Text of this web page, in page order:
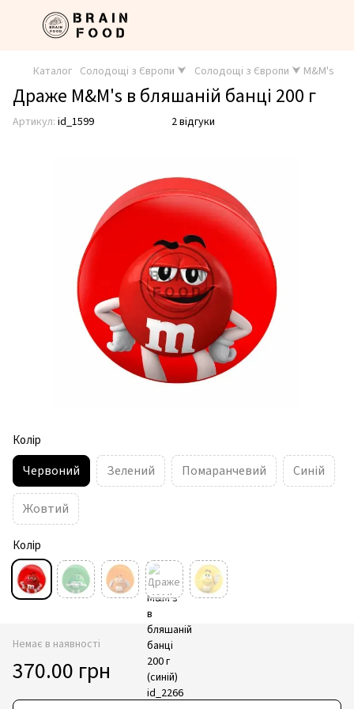
Каталог Солодощі з Європи ⮟ Солодощі з Європи ⮟ M&M's
Драже M&M's в бляшаній банці 200 г
Артикул: id_1599 2 відгуки
Колір
Червоний Зелений Помаранчевий Синій
Жовтий
Колір
Немає в наявності
370.00 грн